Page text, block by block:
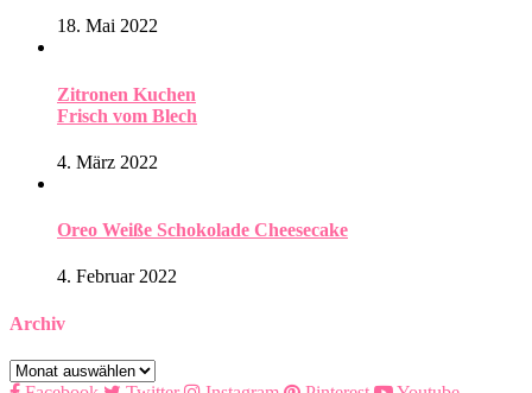
18. Mai 2022
Zitronen Kuchen
Frisch vom Blech
4. März 2022
Oreo Weiße Schokolade Cheesecake
4. Februar 2022
Archiv
Archiv